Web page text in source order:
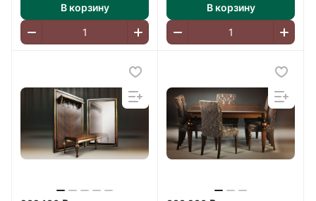
В корзину В корзину